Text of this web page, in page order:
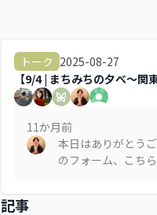
トーク 2025-08-27
【9/4 | まちみちの夕べ～関
11か月前
本日はありがとう
のフォーム、こち
記事